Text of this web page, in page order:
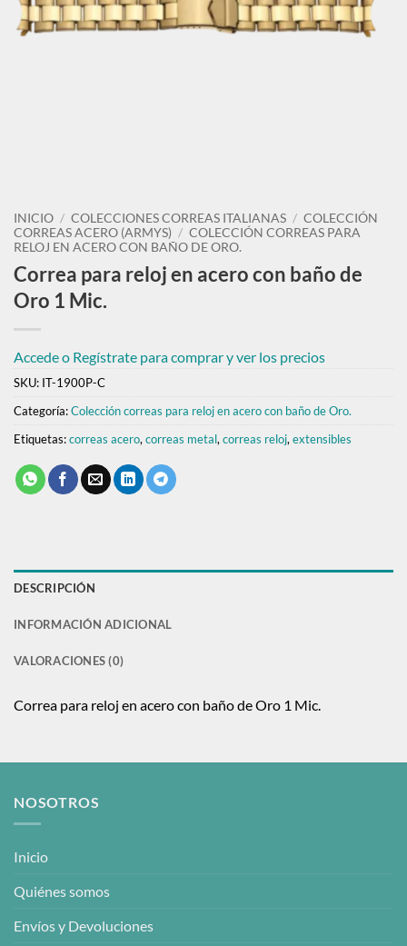
INICIO / COLECCIONES CORREAS ITALIANAS / COLECCIÓN
CORREAS ACERO (ARMYS) / COLECCIÓN CORREAS PARA
RELOJ EN ACERO CON BAÑO DE ORO.
Correa para reloj en acero con baño de
Oro 1 Mic.
Accede o Regístrate para comprar y ver los precios
SKU: IT-1900P-C
Categoría:Colección correas para reloj en acero con baño de Oro.
Etiquetas:correas acero, correas metal, correas reloj, extensibles
DESCRIPCIÓN
INFORMACIÓN ADICIONAL
VALORACIONES (0)
Correa para reloj en acero con baño de Oro 1 Mic.
NOSOTROS
Inicio
Quiénes somos
Envíos y Devoluciones